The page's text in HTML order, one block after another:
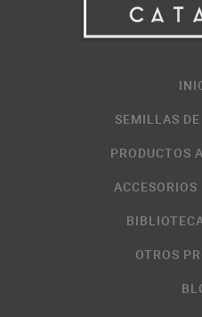
SEMILLAS
PRODUCTOS
OTROS